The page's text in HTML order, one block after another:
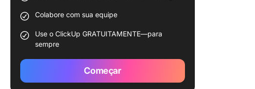
Colabore com sua equipe
Use o ClickUp GRATUITAMENTE—para
sempre
Começar